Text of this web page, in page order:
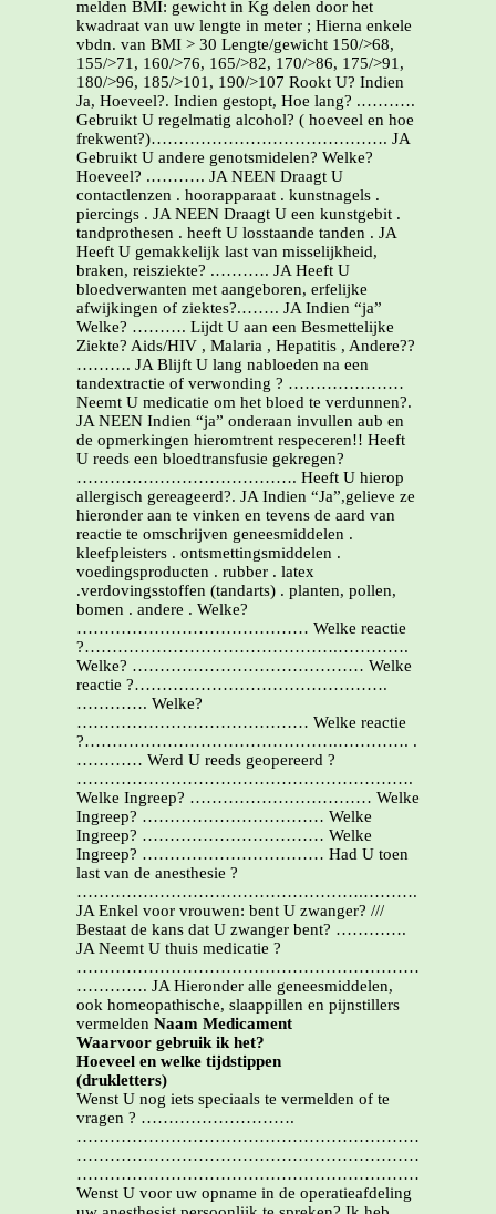
melden BMI: gewicht in Kg delen door het
kwadraat van uw lengte in meter ; Hierna enkele
vbdn. van BMI > 30 Lengte/gewicht 150/>68,
155/>71, 160/>76, 165/>82, 170/>86, 175/>91,
180/>96, 185/>101, 190/>107 Rookt U? Indien
Ja, Hoeveel?. Indien gestopt, Hoe lang? .……….
Gebruikt U regelmatig alcohol? ( hoeveel en hoe
frekwent?)……………………………………. JA
Gebruikt U andere genotsmidelen? Welke?
Hoeveel? .………. JA NEEN Draagt U
contactlenzen . hoorapparaat . kunstnagels .
piercings . JA NEEN Draagt U een kunstgebit .
tandprothesen . heeft U losstaande tanden . JA
Heeft U gemakkelijk last van misselijkheid,
braken, reisziekte? .………. JA Heeft U
bloedverwanten met aangeboren, erfelijke
afwijkingen of ziektes?.……. JA Indien “ja”
Welke? ………. Lijdt U aan een Besmettelijke
Ziekte? Aids/HIV , Malaria , Hepatitis , Andere??
………. JA Blijft U lang nabloeden na een
tandextractie of verwonding ? …………………
Neemt U medicatie om het bloed te verdunnen?.
JA NEEN Indien “ja” onderaan invullen aub en
de opmerkingen hieromtrent respeceren!! Heeft
U reeds een bloedtransfusie gekregen?
…………………………………. Heeft U hierop
allergisch gereageerd?. JA Indien “Ja”,gelieve ze
hieronder aan te vinken en tevens de aard van
reactie te omschrijven geneesmiddelen .
kleefpleisters . ontsmettingsmiddelen .
voedingsproducten . rubber . latex
.verdovingsstoffen (tandarts) . planten, pollen,
bomen . andere . Welke?
…………………………………… Welke reactie
?……………………………………….………….
Welke? …………………………………… Welke
reactie ?……………………………………….
…………. Welke?
…………………………………… Welke reactie
?……………………………………….…………. .
………… Werd U reeds geopereerd ?
…………………………………………………….
Welke Ingreep? …………………………… Welke
Ingreep? …………………………… Welke
Ingreep? …………………………… Welke
Ingreep? …………………………… Had U toen
last van de anesthesie ?
…………………………………………….……….
JA Enkel voor vrouwen: bent U zwanger? ///
Bestaat de kans dat U zwanger bent? ………….
JA Neemt U thuis medicatie ?
……………………………………………………….
…………. JA Hieronder alle geneesmiddelen,
ook homeopathische, slaappillen en pijnstillers
vermelden Naam Medicament
Waarvoor gebruik ik het?
Hoeveel en welke tijdstippen
(drukletters)
Wenst U nog iets speciaals te vermelden of te
vragen ? ……………………….
Wenst U voor uw opname in de operatieafdeling